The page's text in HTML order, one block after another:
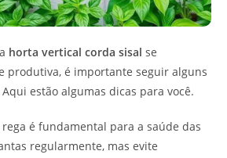
horta vertical corda sisal se
produtiva, é importante seguir alguns
estão algumas dicas para você.
rega é fundamental para a saúde das
regularmente, mas evite